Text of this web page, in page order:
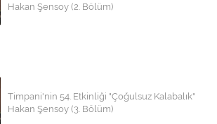
Hakan Şensoy (2. Bölüm)
Timpani'nin 54. Etkinliği "Çoğulsuz Kalabalık"
Hakan Şensoy (3. Bölüm)